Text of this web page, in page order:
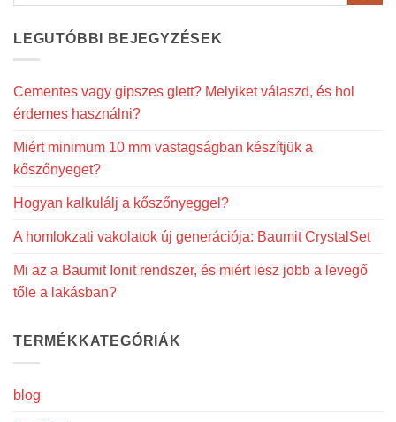
LEGUTÓBBI BEJEGYZÉSEK
Cementes vagy gipszes glett? Melyiket válaszd, és hol
érdemes használni?
Miért minimum 10 mm vastagságban készítjük a
kőszőnyeget?
Hogyan kalkulálj a kőszőnyeggel?
A homlokzati vakolatok új generációja: Baumit CrystalSet
Mi az a Baumit Ionit rendszer, és miért lesz jobb a levegő
tőle a lakásban?
TERMÉKKATEGÓRIÁK
blog